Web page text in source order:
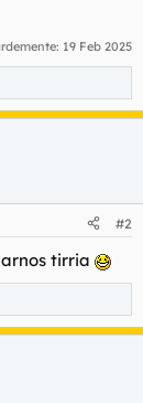
19 Feb 2025
#2
tirria